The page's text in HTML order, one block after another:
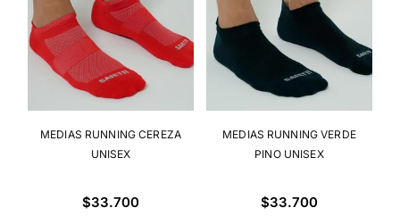
MEDIAS RUNNING CEREZA
UNISEX
Precio
$33.700
MEDIAS RUNNING VERDE
PINO UNISEX
Precio
$33.700